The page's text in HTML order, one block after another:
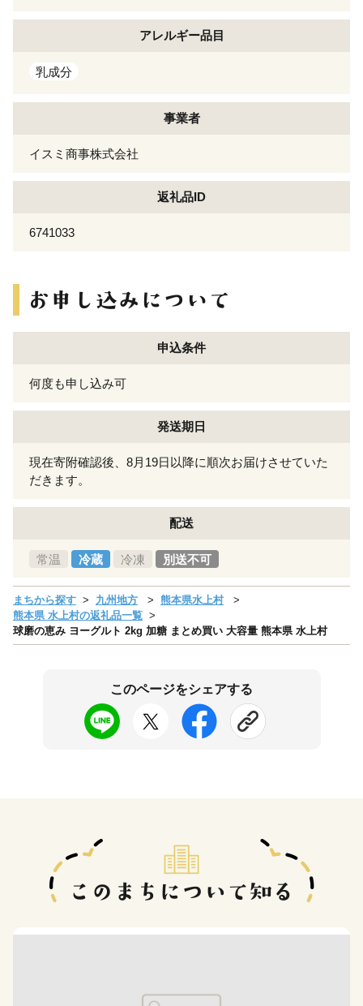
アレルギー品目
乳成分
事業者
イスミ商事株式会社
返礼品ID
6741033
申込条件
何度も申し込み可
発送期日
現在寄附確認後、8月19日以降に順次お届けさせていた
だきます。
配送
常温 冷蔵 冷凍 別送不可
まちから探す 九州地方
熊本県水上村
熊本県 水上村の返礼品一覧
球磨の恵み ヨーグルト 2kg 加糖 まとめ買い 大容量 熊本県 水上村
このページをシェアする